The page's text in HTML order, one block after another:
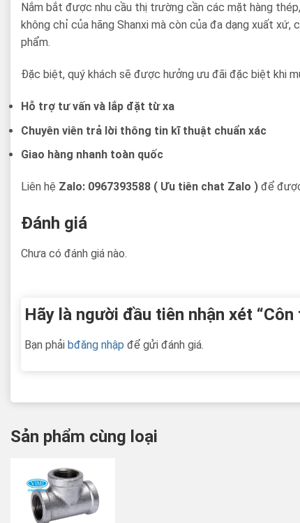
Nắm bắt được nhu cầu thị trường cần các mặt hàng
không chỉ của hãng Shanxi mà còn của đa dạng xuất
phẩm.
Đặc biệt, quý khách sẽ được hưởng ưu đãi đặc biệt khi
Hỗ trợ tư vấn và lắp đặt từ xa
Chuyên viên trả lời thông tin kĩ thuật chuẩn xác
Giao hàng nhanh toàn quốc
Liên hệ Zalo: 0967393588 ( Ưu tiên chat Zalo ) để
Đánh giá
Chưa có đánh giá nào.
Hãy là người đầu tiên nhận xét
Bạn phải bđăng nhập để gửi đánh giá.
Sản phẩm cùng loại